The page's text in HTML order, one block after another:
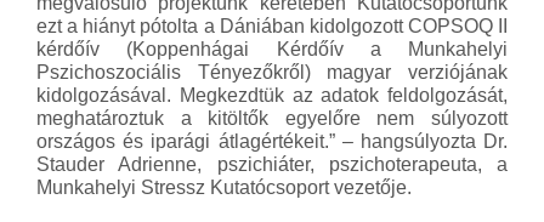
ezt a hiányt pótolta a Dániában kidolgozott COPSOQ II
kérdőív (Koppenhágai Kérdőív a Munkahelyi
Pszichoszociális Tényezőkről) magyar verziójának
kidolgozásával. Megkezdtük az adatok feldolgozását,
meghatároztuk a kitöltők egyelőre nem súlyozott
országos és iparági átlagértékeit.” – hangsúlyozta Dr.
Stauder Adrienne, pszichiáter, pszichoterapeuta, a
Munkahelyi Stressz Kutatócsoport vezetője.